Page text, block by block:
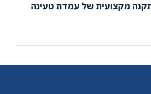
מקצועית של עמדת טעינה